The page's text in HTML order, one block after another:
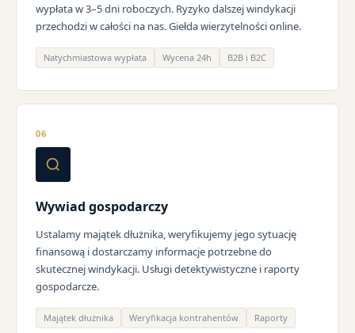
wypłata w 3–5 dni roboczych. Ryzyko dalszej windykacji
przechodzi w całości na nas. Giełda wierzytelności online.
Natychmiastowa wypłata Wycena 24h B2B i B2C
06
Wywiad gospodarczy
Ustalamy majątek dłużnika, weryfikujemy jego sytuację
finansową i dostarczamy informacje potrzebne do
skutecznej windykacji. Usługi detektywistyczne i raporty
gospodarcze.
Majątek dłużnika Weryfikacja kontrahentów Raporty